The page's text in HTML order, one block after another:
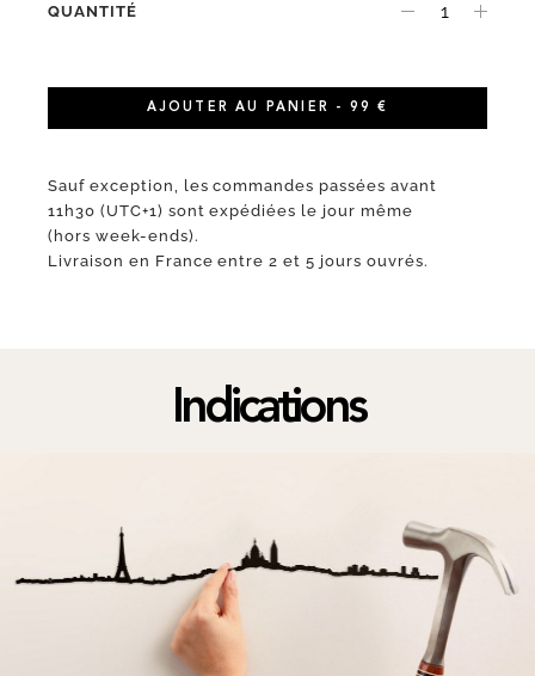
QUANTITÉ
AJOUTER AU PANIER - 99 €
Sauf exception, les commandes passées avant
11h30 (UTC+1) sont expédiées le jour même
(hors week-ends).
Livraison en France entre 2 et 5 jours ouvrés.
Indications